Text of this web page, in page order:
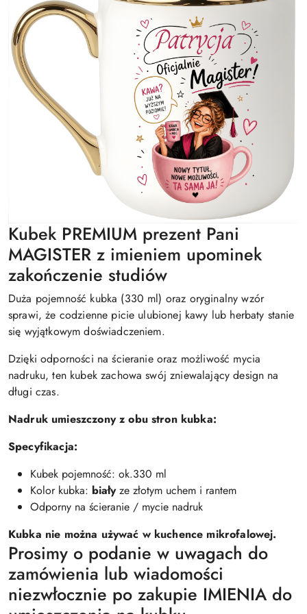
Kubek PREMIUM prezent Pani
MAGISTER z imieniem upominek
zakończenie studiów
Duża pojemność kubka (330 ml) oraz oryginalny wzór
sprawi, że codzienne picie ulubionej kawy lub herbaty stanie
się wyjątkowym doświadczeniem.
Dzięki odporności na ścieranie oraz możliwość mycia
nadruku, ten kubek zachowa swój zniewalający design na
długi czas.
Nadruk umieszczony z obu stron kubka:
Specyfikacja:
Kubek pojemność: ok.330 ml
Kolor kubka: białyze złotym uchem i rantem
Odporny na ścieranie / mycie nadruk
Kubka nie można używać w kuchence mikrofalowej.
Prosimy o podanie w uwagach do
zamówienia lub wiadomości
niezwłocznie po zakupie IMIENIA do